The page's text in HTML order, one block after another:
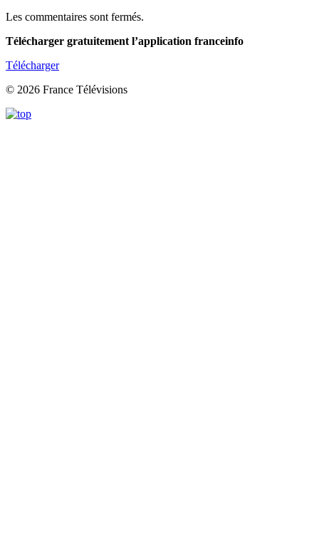
Les commentaires sont fermés.
Télécharger gratuitement l’application franceinfo
Télécharger
© 2026 France Télévisions